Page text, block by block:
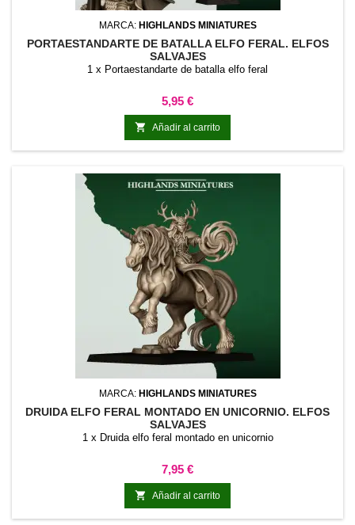
MARCA: HIGHLANDS MINIATURES
PORTAESTANDARTE DE BATALLA ELFO FERAL. ELFOS
SALVAJES
1 x Portaestandarte de batalla elfo feral
Precio
5,95 €
 Añadir al carrito
MARCA: HIGHLANDS MINIATURES
DRUIDA ELFO FERAL MONTADO EN UNICORNIO. ELFOS
SALVAJES
1 x Druida elfo feral montado en unicornio
Precio
7,95 €
 Añadir al carrito